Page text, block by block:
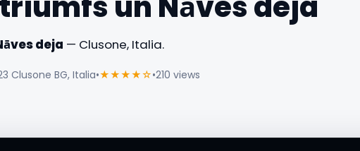
deja — Clusone, Italia.
Clusone BG, Italia•★★★★☆•210 views